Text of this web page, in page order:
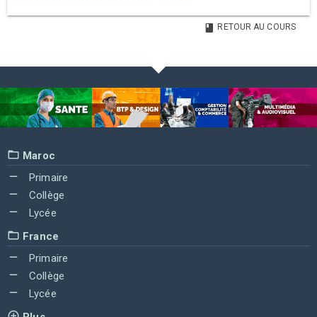
RETOUR AU COURS
Maroc
Primaire
Collège
Lycée
France
Primaire
Collège
Lycée